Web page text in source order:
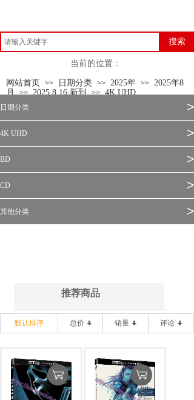
搜索
当前的位置：
网站首页 >> 日期分类 >> 2025年 >> 2025年8
月 >> 2025.8.16 新到 >> 4K UHD
日期分类 >
4K UHD >
BD >
CD >
其他分类 >
推荐商品
默认排序 总价 销量 评论